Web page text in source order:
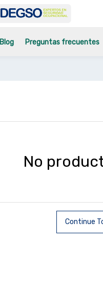
Blog Preguntas frecuentes
No
Continue